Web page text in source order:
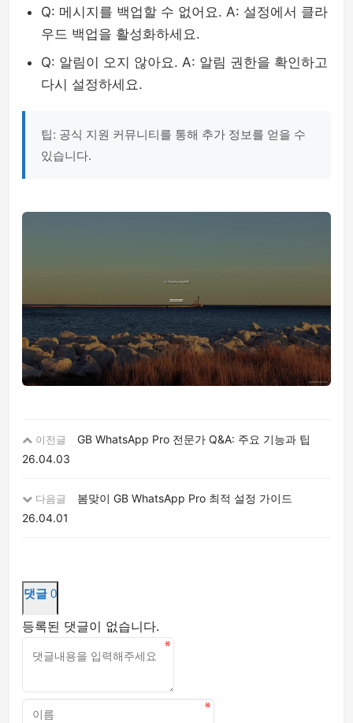
Q: 메시지를 백업할 수 없어요. A: 설정에서 클라
우드 백업을 활성화하세요.
Q: 알림이 오지 않아요. A: 알림 권한을 확인하고
다시 설정하세요.
팁: 공식 지원 커뮤니티를 통해 추가 정보를 얻을 수
있습니다.
이전글
GB WhatsApp Pro 전문가 Q&A: 주요 기능과 팁
26.04.03
다음글
봄맞이 GB WhatsApp Pro 최적 설정 가이드
26.04.01
댓글 0
등록된 댓글이 없습니다.